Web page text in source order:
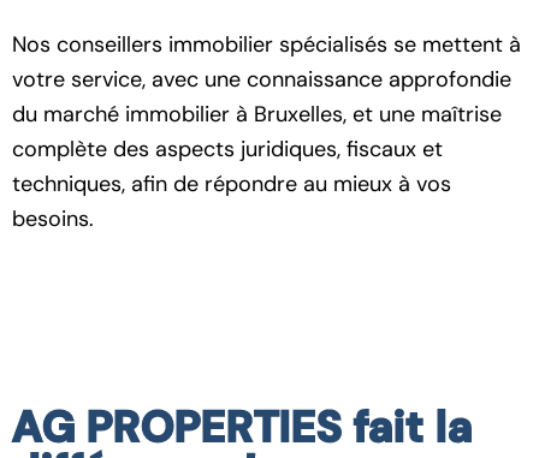
Nos conseillers immobilier spécialisés se mettent à
votre service, avec une connaissance approfondie
du marché immobilier à Bruxelles, et une maîtrise
complète des aspects juridiques, fiscaux et
techniques, afin de répondre au mieux à vos
besoins.
AG PROPERTIES fait la